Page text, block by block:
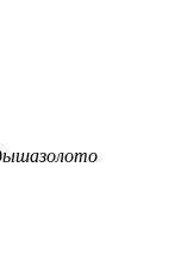
золото